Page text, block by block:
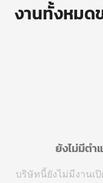
งานทั้งหมด
ยังไม่มีตำ
บริษัทนี้ยังไม่มีงานเ